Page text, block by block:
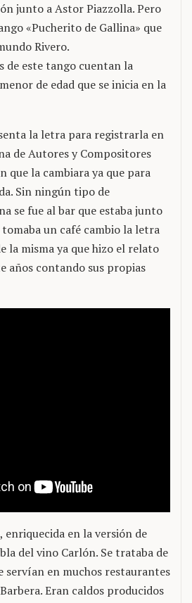
junto a Astor Piazzolla. Pero
«Pucherito de Gallina» que
Rivero.
de este tango cuentan la
de edad que se inicia en la
la letra para registrarla en
de Autores y Compositores
que la cambiara ya que para
Sin ningún tipo de
se fue al bar que estaba junto
un café cambio la letra
la misma ya que hizo el relato
años contando sus propias
enriquecida en la versión de
del vino Carlón. Se trataba de
servían en muchos restaurantes
Eran caldos producidos